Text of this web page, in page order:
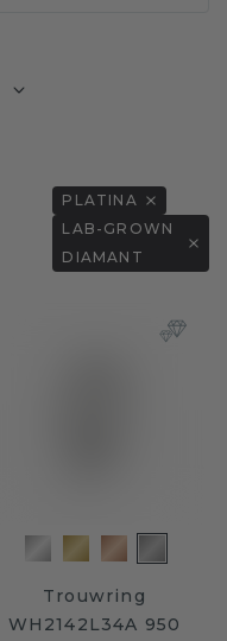
PLATINA
LAB-GROWN
DIAMANT
Trouwring
WH2142L34A 950